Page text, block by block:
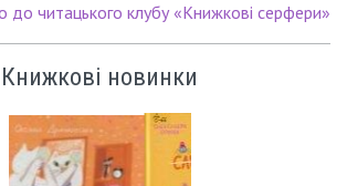
до читацького клубу «Книжкові серфери»
Книжкові новинки